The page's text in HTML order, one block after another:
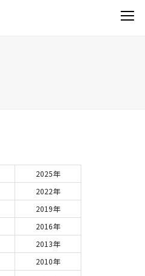
2025年
2022年
2019年
2016年
2013年
2010年